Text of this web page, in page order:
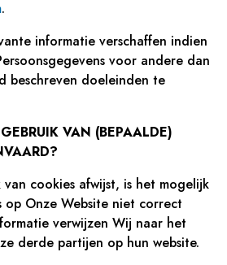
.
informatie verschaffen indien
voor andere dan
beschreven doeleinden te
VAN (BEPAALDE)
cookies afwijst, is het mogelijk
Onze Website niet correct
verwijzen Wij naar het
derde partijen op hun website.